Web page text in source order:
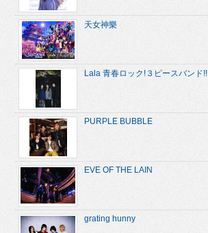
天女神樂
Lala 青春ロック!３ピースバンド!!
PURPLE BUBBLE
EVE OF THE LAIN
grating hunny